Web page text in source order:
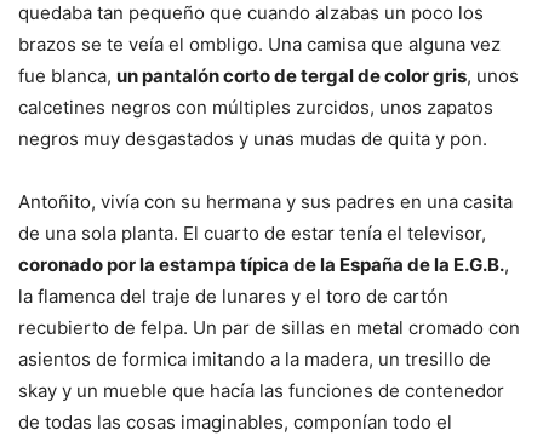
quedaba tan pequeño que cuando alzabas un poco los
brazos se te veía el ombligo. Una camisa que alguna vez
fue blanca, un pantalón corto de tergal de color gris, unos
calcetines negros con múltiples zurcidos, unos zapatos
negros muy desgastados y unas mudas de quita y pon.
Antoñito, vivía con su hermana y sus padres en una casita
de una sola planta. El cuarto de estar tenía el televisor,
coronado por la estampa típica de la España de la E.G.B.,
la flamenca del traje de lunares y el toro de cartón
recubierto de felpa. Un par de sillas en metal cromado con
asientos de formica imitando a la madera, un tresillo de
skay y un mueble que hacía las funciones de contenedor
de todas las cosas imaginables, componían todo el